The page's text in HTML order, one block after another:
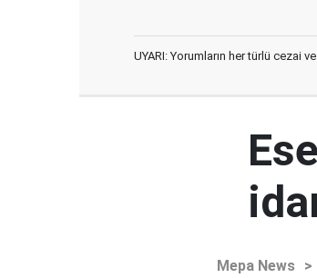
UYARI: Yorumların her türlü cezai
Mepa News >